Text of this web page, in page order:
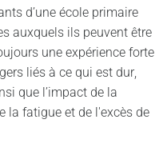
d’une école primaire
auxquels ils peuvent être
une expérience forte
liés à ce qui est dur,
que l’impact de la
la fatigue et de l'excès de